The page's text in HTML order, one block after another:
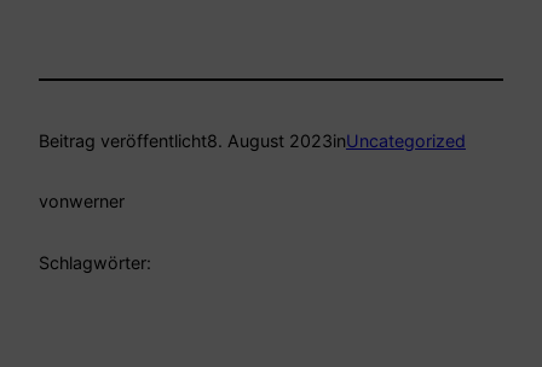
Beitrag veröffentlicht8. August 2023inUncategorized
vonwerner
Schlagwörter: